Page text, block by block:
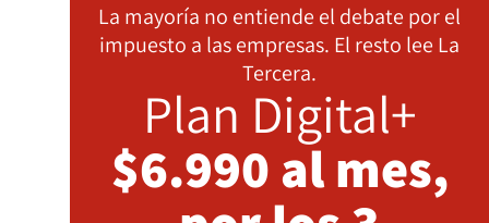
La mayoría no entiende el debate por el
impuesto a las empresas. El resto lee La
Tercera.
Plan Digital+
$6.990 al mes,